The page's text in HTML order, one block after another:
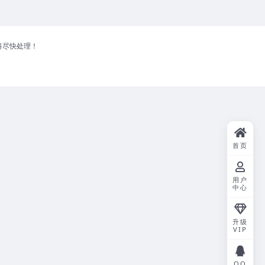
快处理！
首页
用户
中心
升级
VIP